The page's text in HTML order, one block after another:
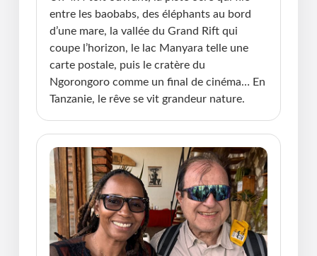
entre les baobabs, des éléphants au bord
d’une mare, la vallée du Grand Rift qui
coupe l’horizon, le lac Manyara telle une
carte postale, puis le cratère du
Ngorongoro comme un final de cinéma… En
Tanzanie, le rêve se vit grandeur nature.